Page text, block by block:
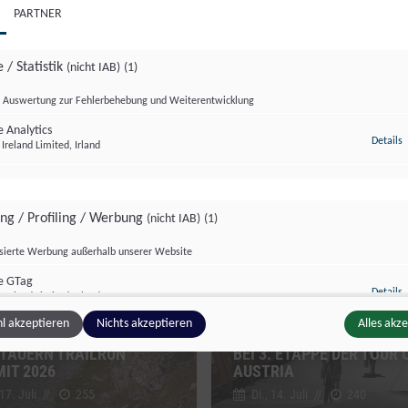
TRAILRUN
2026
Juli 255
MAUER VOM PONGAU:
SPEKTAKULÄRER
BEI 3. ETAPPE DER TOUR
AUSTRIA
PARTNER
/ Statistik (nicht IAB) (1)
Auswertung zur Fehlerbehebung und Weiterentwicklung
Analytics
Ireland Limited, Irland Details
/ Profiling / Werbung (nicht IAB) (1)
Werbung außerhalb unserer Website
GTag
Ireland Limited, Irland Details
Inhalte
zusätzlicher Informationen
akzeptieren Nichts akzeptieren Alles